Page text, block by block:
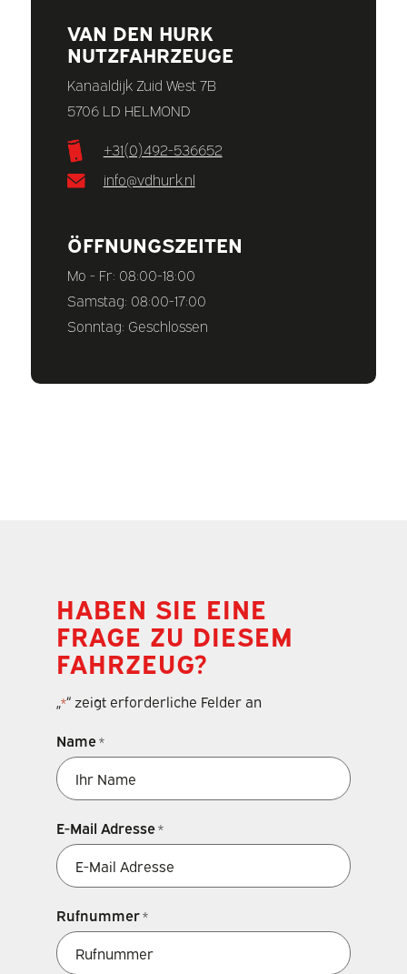
VAN DEN HURK
NUTZFAHRZEUGE
Kanaaldijk Zuid West 7B
5706 LD HELMOND
+31(0)492-536652
info@vdhurk.nl
ÖFFNUNGSZEITEN
Mo - Fr: 08:00-18:00
Samstag: 08:00-17:00
Sonntag: Geschlossen
HABEN SIE EINE
FRAGE ZU DIESEM
FAHRZEUG?
„*“ zeigt erforderliche Felder an
Name*
E-Mail Adresse*
Rufnummer*